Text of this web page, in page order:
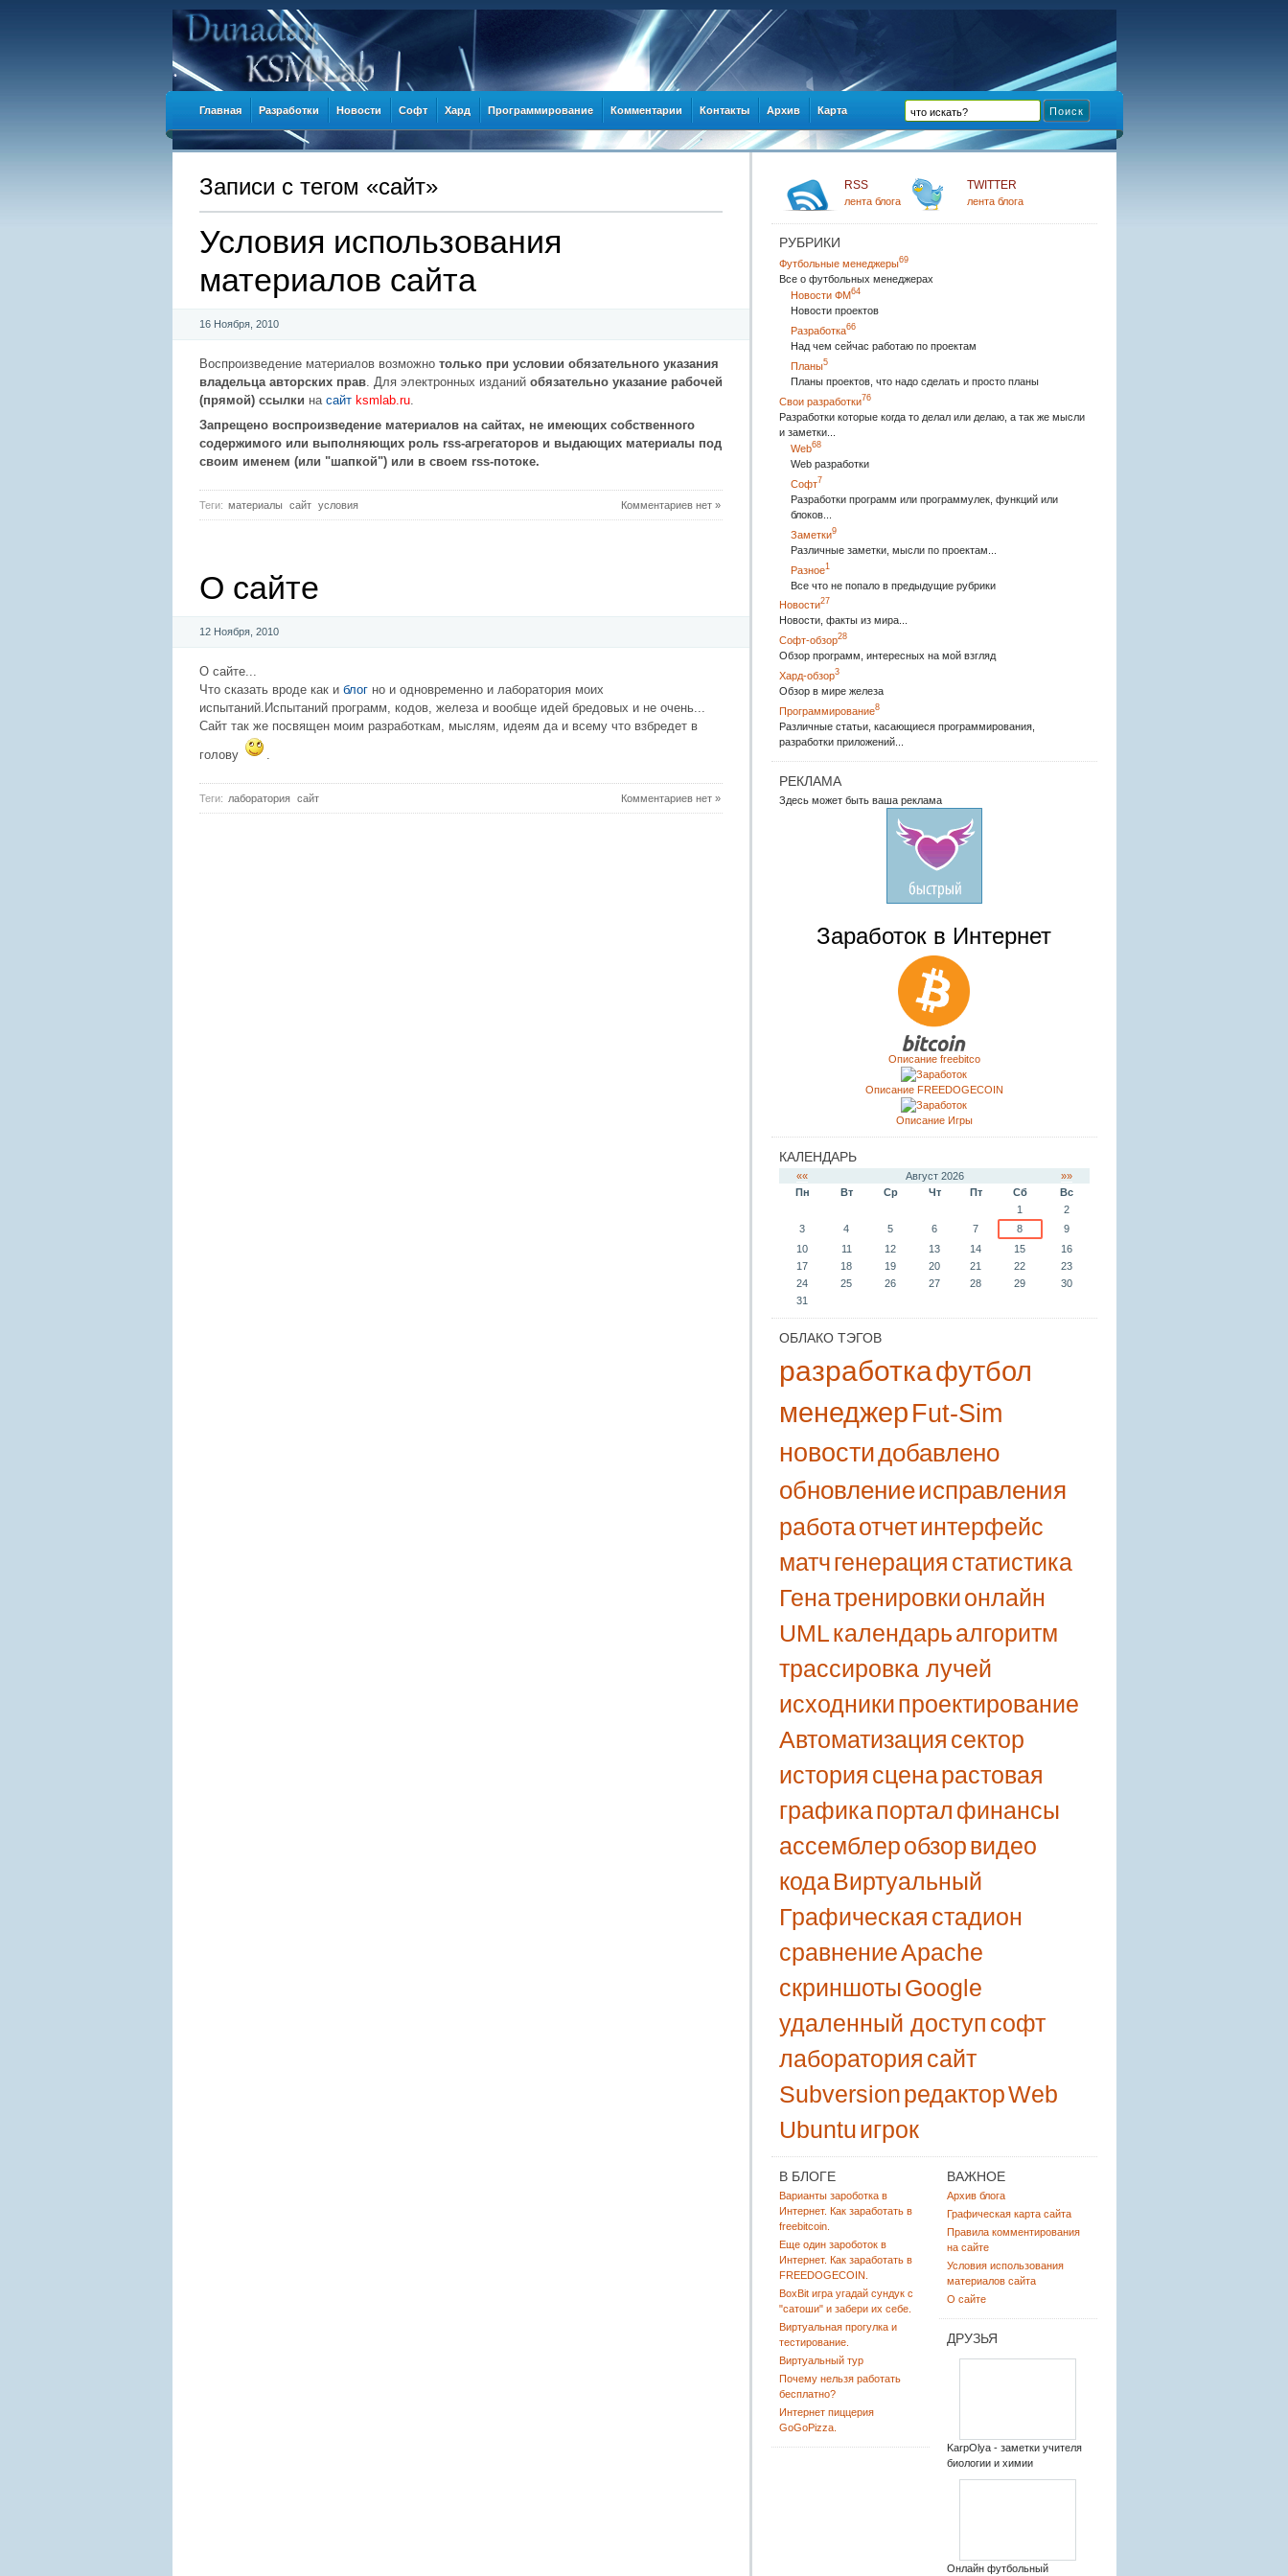
Главная Разработки Новости Софт Хард Программирование Комментарии Контакты Архив Карта
Записи c тегом «сайт»
Условия использования
материалов сайта
16 Ноября, 2010
Воспроизведение материалов возможно только при условии обязательного указания
владельца авторских прав. Для электронных изданий обязательно указание рабочей
(прямой) ссылки на сайт ksmlab.ru.
Запрещено воспроизведение материалов на сайтах, не имеющих собственного
содержимого или выполняющих роль rss-агрегаторов и выдающих материалы под
своим именем (или "шапкой") или в своем rss-потоке.
Комментариев нет »
Теги: материалы сайт условия
О сайте
12 Ноября, 2010
О сайте...
Что сказать вроде как и блогно и одновременно и лаборатория моих
испытаний.Испытаний программ, кодов, железа и вообще идей бредовых и не очень...
Сайт так же посвящен моим разработкам, мыслям, идеям да и всему что взбредет в
голову
.
Комментариев нет »
Теги: лаборатория сайт
RSS
лента блога
TWITTER
лента блога
РУБРИКИ
Футбольные менеджеры69
Все о футбольных менеджерах
Новости ФМ64
Новости проектов
Разработка66
Над чем сейчас работаю по проектам
Планы5
Планы проектов, что надо сделать и просто планы
Свои разработки76
Разработки которые когда то делал или делаю, а так же мысли
и заметки...
Web68
Web разработки
Софт7
Разработки программ или программулек, функций или
блоков...
Заметки9
Различные заметки, мысли по проектам...
Разное1
Все что не попало в предыдущие рубрики
Новости27
Новости, факты из мира...
Софт-обзор28
Обзор программ, интересных на мой взгляд
Хард-обзор3
Обзор в мире железа
Программирование8
Различные статьи, касающиеся программирования,
разработки приложений...
РЕКЛАМА
Здесь может быть ваша реклама
Заработок в Интернет
Описание freebitco
Описание FREEDOGECOIN
Описание Игры
КАЛЕНДАРЬ
«« Август 2026
»»
Пн
Вт Ср Чт Пт Сб
Вс
1
2
3
4 5 6 7 8
9
10
11 12 13 14 15
16
17
18 19 20 21 22
23
24
25 26 27 28 29
30
31
ОБЛАКО ТЭГОВ
разработкафутбол
менеджер Fut-Sim
новостидобавлено
обновлениеисправления
работа отчетинтерфейс
матчгенерация статистика
Генатренировкионлайн
UML календарьалгоритм
трассировка лучей
исходникипроектирование
Автоматизация сектор
история сцена растовая
графика портал финансы
ассемблеробзорвидео
кода Виртуальный
Графическая стадион
сравнениеApache
скриншотыGoogle
удаленный доступ софт
лаборатория сайт
SubversionредакторWeb
Ubuntuигрок
В БЛОГЕ
Варианты зароботка в
Интернет. Как заработать в
freebitcoin.
Еще один зароботок в
Интернет. Как заработать в
FREEDOGECOIN.
BoxBit игра угадай сундук с
"сатоши" и забери их себе.
Виртуальная прогулка и
тестирование.
Виртуальный тур
Почему нельзя работать
бесплатно?
Интернет пиццерия
GoGoPizza.
ВАЖНОЕ
Архив блога
Графическая карта сайта
Правила комментирования
на сайте
Условия использования
материалов сайта
О сайте
ДРУЗЬЯ
KarpOlya - заметки учителя
биологии и химии
Онлайн футбольный